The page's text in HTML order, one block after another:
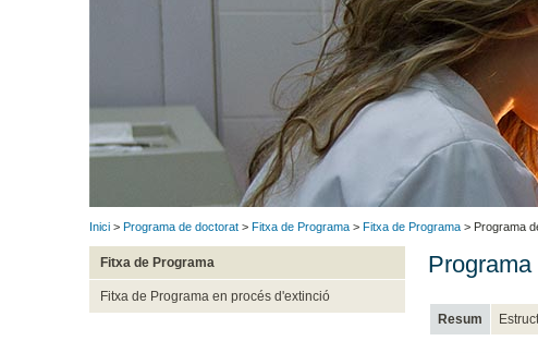
Inici > Programa de doctorat > Fitxa de Programa > Fitxa de Programa > Programa
Fitxa de Programa
Fitxa de Programa en procés d'extinció
Resum